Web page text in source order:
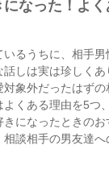
なった！よ
いるうちに、相手
話しは実は珍しく
象外だったはず
くある理由を5つ
になったときのお
相談相手の男友達